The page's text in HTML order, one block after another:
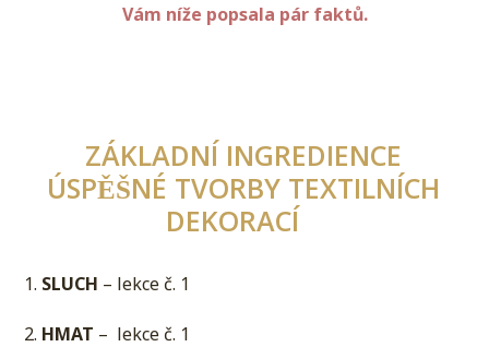
Vám níže popsala pár faktů.
ZÁKLADNÍ INGREDIENCE
ÚSPĚŠNÉ TVORBY TEXTILNÍCH
DEKORACÍ
1. SLUCH – lekce č. 1
2. HMAT – lekce č. 1